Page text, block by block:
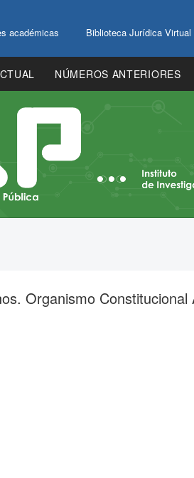
académicas Biblioteca Jurídica Virtual
NÚMEROS ANTERIORES
Organismo Constitucional